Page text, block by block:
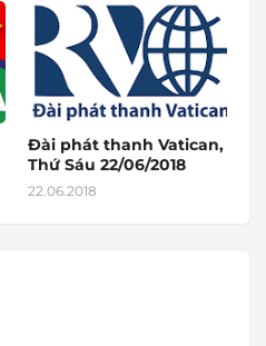
Đài phát thanh Vatican,
Thứ Sáu 22/06/2018
22.06.2018